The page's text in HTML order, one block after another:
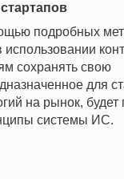
подробных
сохранять свою
для
на рынок,
системы ИС.